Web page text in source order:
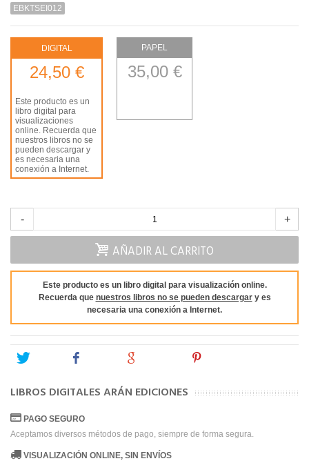
EBKTSEI012
DIGITAL
24,50 €
Este producto es un
libro digital para
visualizaciones
online. Recuerda que
nuestros libros no se
pueden descargar y
es necesaria una
conexión a Internet.
PAPEL
35,00 €
- +
AÑADIR AL CARRITO
Este producto es un libro digital para visualización online.
Recuerda que nuestros libros no se pueden descargary es
necesaria una conexión a Internet.
Tweet
LIBROS DIGITALES ARÁN EDICIONES
PAGO SEGURO
Aceptamos diversos métodos de pago, siempre de forma segura.
VISUALIZACIÓN ONLINE, SIN ENVÍOS